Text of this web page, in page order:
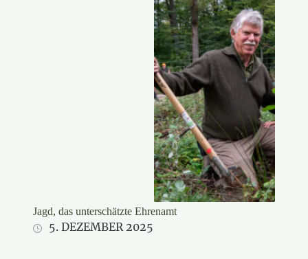
Jagd, das unterschätzte Ehrenamt
5. DEZEMBER 2025